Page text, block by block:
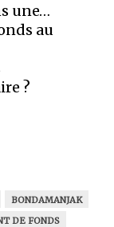
une…
au
?
BONDAMANJAK
DE FONDS